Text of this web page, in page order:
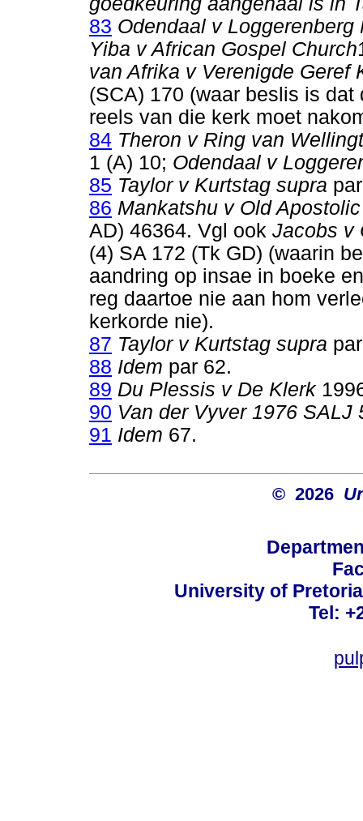
83 Odendaal v Loggerenberg
Yiba v African Gospel Church
van Afrika v Verenigde Geref
(SCA) 170 (waar beslis is
reels van die kerk moet
84 Theron v Ring van
1 (A) 10; Odendaal v
85 Taylor v Kurtstag supra
86 Mankatshu v Old
AD) 46364. Vgl ook Jacobs v
(4) SA 172 (Tk GD) (waarin
aandring op insae in boeke
reg daartoe nie aan hom
kerkorde nie).
87 Taylor v Kurtstag supra
88 Idem par 62.
89 Du Plessis v De Klerk
90 Van der Vyver 1976 SALJ
91 Idem 67.
© 2026
University of
Tel: